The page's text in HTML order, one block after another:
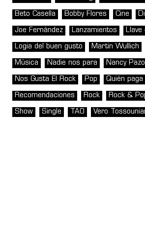
Beto Casella Bobby Flores Cine
Joe Fernández Lanzamientos Llave
Logia del buen gusto Martin Wullich
Música Nadie nos para Nancy
Nos Gusta El Rock Pop Quién
Recomendaciones Rock Rock &
Show Single TAO Vero